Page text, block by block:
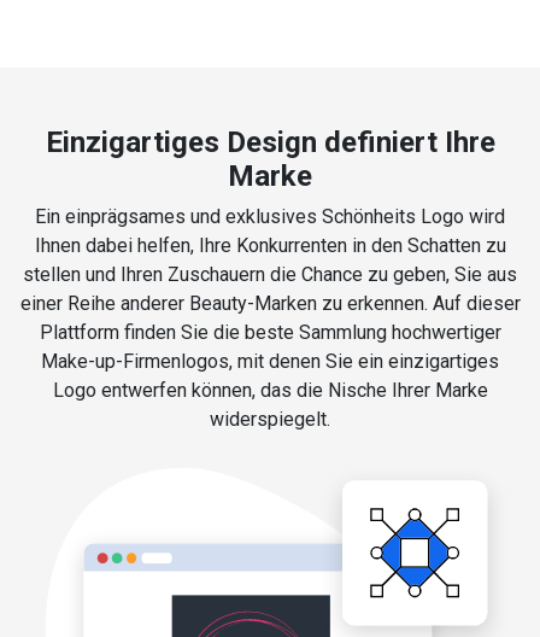
Einzigartiges Design definiert Ihre
Marke
Ein einprägsames und exklusives Schönheits Logo wird
Ihnen dabei helfen, Ihre Konkurrenten in den Schatten zu
stellen und Ihren Zuschauern die Chance zu geben, Sie aus
einer Reihe anderer Beauty-Marken zu erkennen. Auf dieser
Plattform finden Sie die beste Sammlung hochwertiger
Make-up-Firmenlogos, mit denen Sie ein einzigartiges
Logo entwerfen können, das die Nische Ihrer Marke
widerspiegelt.